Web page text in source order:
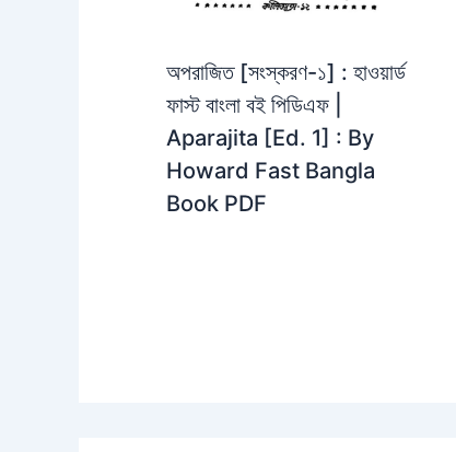
অপরাজিত [সংস্করণ-১] : হাওয়ার্ড
ফাস্ট বাংলা বই পিডিএফ |
Aparajita [Ed. 1] : By
Howard Fast Bangla
Book PDF